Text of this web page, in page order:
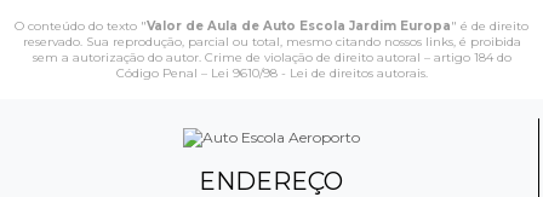
O conteúdo do texto "Valor de Aula de Auto Escola Jardim Europa" é de direito
reservado. Sua reprodução, parcial ou total, mesmo citando nossos links, é proibida
sem a autorização do autor. Crime de violação de direito autoral – artigo 184 do
Código Penal – Lei 9610/98 - Lei de direitos autorais.
ENDEREÇO